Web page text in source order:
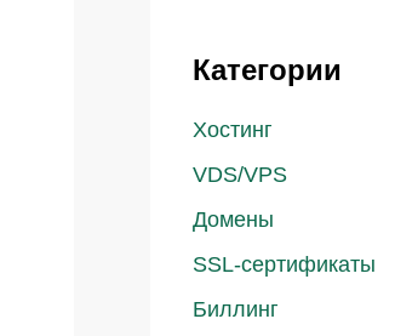
Категории
Хостинг
VDS/VPS
Домены
SSL-сертификаты
Биллинг